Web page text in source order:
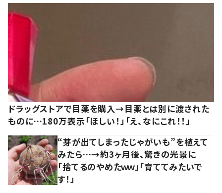
ドラッグストアで目薬を購入→目薬とは別に渡された
ものに…180万表示「ほしい！」「え、なにこれ！！」
“芽が出てしまったじゃがいも”を植えて
みたら…→約3ヶ月後、驚きの光景に
「捨てるのやめたｗｗ」「育ててみたいで
す！」